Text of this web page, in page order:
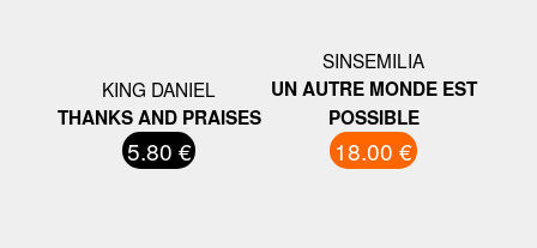
KING DANIEL
THANKS AND PRAISES
5.80 €
SINSEMILIA
UN AUTRE MONDE EST
POSSIBLE
18.00 €